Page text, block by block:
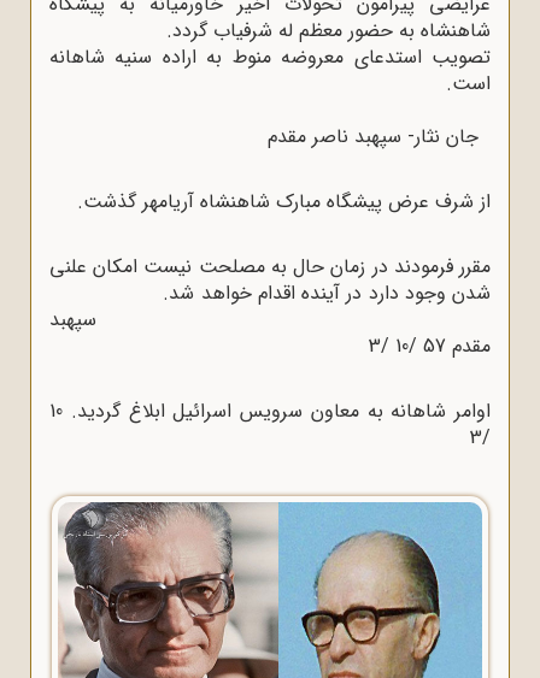
شاهنشاه به حضور معظم له شرفیاب گردد.
تصویب استدعای معروضه منوط به اراده سنیه شاهانه
است.
جان نثار- سپهبد ناصر مقدم
از شرف عرض پیشگاه مبارک شاهنشاه آریامهر گذشت.
مقرر فرمودند در زمان حال به مصلحت نیست امکان علنی
شدن وجود دارد در آینده اقدام خواهد شد.
سپهبد
مقدم 57 /10 /3
اوامر شاهانه به معاون سرویس اسرائیل ابلاغ گردید. 10
/3